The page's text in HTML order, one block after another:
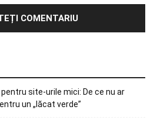
site-urile mici: De ce nu ar
un „lăcat verde”